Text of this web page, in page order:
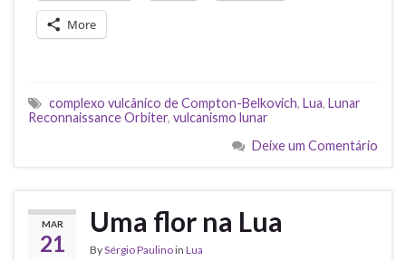
More
complexo vulcânico de Compton-Belkovich, Lua, Lunar
Reconnaissance Orbiter, vulcanismo lunar
Deixe um Comentário
MAR
21
Uma flor na Lua
BySérgio Paulinoin Lua